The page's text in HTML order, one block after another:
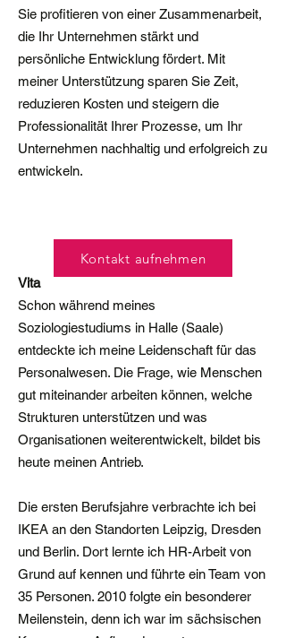
Sie profitieren von einer Zusammenarbeit,
die Ihr Unternehmen stärkt und
persönliche Entwicklung fördert. Mit
meiner Unterstützung sparen Sie Zeit,
reduzieren Kosten und steigern die
Professionalität Ihrer Prozesse, um Ihr
Unternehmen nachhaltig und erfolgreich zu
entwickeln.
Vita
Schon während meines
Soziologiestudiums in Halle (Saale)
entdeckte ich meine Leidenschaft für das
Personalwesen. Die Frage, wie Menschen
gut miteinander arbeiten können, welche
Strukturen unterstützen und was
Organisationen weiterentwickelt, bildet bis
heute meinen Antrieb.
Die ersten Berufsjahre verbrachte ich bei
IKEA an den Standorten Leipzig, Dresden
und Berlin. Dort lernte ich HR-Arbeit von
Grund auf kennen und führte ein Team von
35 Personen. 2010 folgte ein besonderer
Meilenstein, denn ich war im sächsischen
Kontakt aufnehmen